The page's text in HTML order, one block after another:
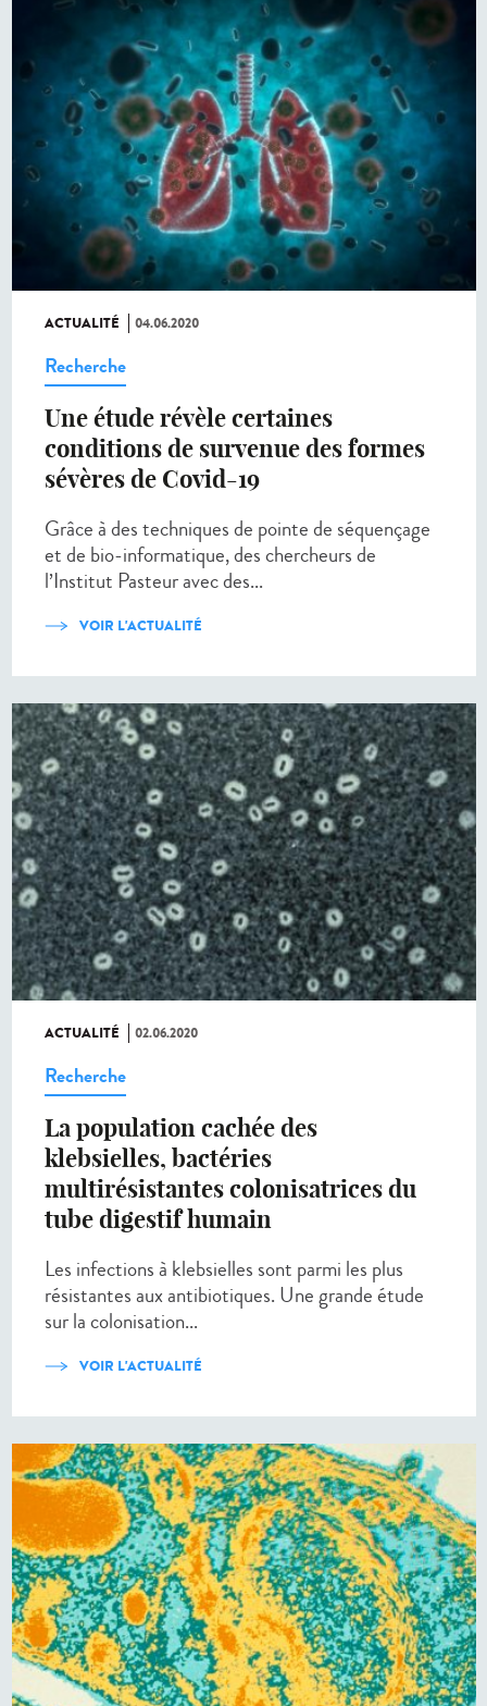
ACTUALITÉ 04.06.2020
Recherche
Une étude révèle certaines
conditions de survenue des formes
sévères de Covid-19
Grâce à des techniques de pointe de séquençage
et de bio-informatique, des chercheurs de
l’Institut Pasteur avec des...
VOIR L'ACTUALITÉ
ACTUALITÉ 02.06.2020
Recherche
La population cachée des
klebsielles, bactéries
multirésistantes colonisatrices du
tube digestif humain
Les infections à klebsielles sont parmi les plus
résistantes aux antibiotiques. Une grande étude
sur la colonisation...
VOIR L'ACTUALITÉ